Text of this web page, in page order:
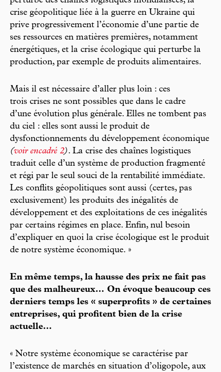
crise géopolitique liée à la guerre en Ukraine qui
prive progressivement l’économie d’une partie de
ses ressources en matières premières, notamment
énergétiques, et la crise écologique qui perturbe la
production, par exemple de produits alimentaires.
Mais il est nécessaire d’aller plus loin : ces
trois crises ne sont possibles que dans le cadre
d’une évolution plus générale. Elles ne tombent pas
du ciel : elles sont aussi le produit de
dysfonctionnements du développement économique
(voir encadré 2). La crise des chaînes logistiques
traduit celle d’un système de production fragmenté
et régi par le seul souci de la rentabilité immédiate.
Les conflits géopolitiques sont aussi (certes, pas
exclusivement) les produits des inégalités de
développement et des exploitations de ces inégalités
par certains régimes en place. Enfin, nul besoin
d’expliquer en quoi la crise écologique est le produit
de notre système économique. »
En même temps, la hausse des prix ne fait pas
que des malheureux… On évoque beaucoup ces
derniers temps les « superprofits » de certaines
entreprises, qui profitent bien de la crise
actuelle...
« Notre système économique se caractérise par
l’existence de marchés en situation d’oligopole, aux